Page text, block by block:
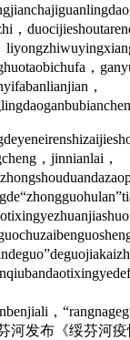
，
，
，
，jinnianlai，
，
河发布《绥芬河